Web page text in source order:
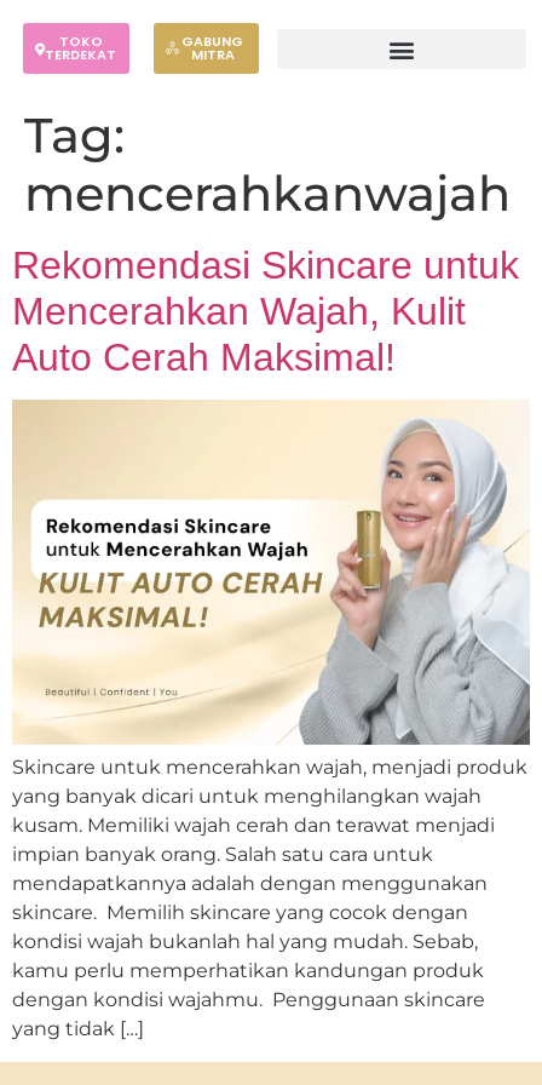
TOKO
TERDEKAT
GABUNG
MITRA
Tag:
mencerahkanwajah
Rekomendasi Skincare untuk
Mencerahkan Wajah, Kulit
Auto Cerah Maksimal!
Skincare untuk mencerahkan wajah, menjadi produk
yang banyak dicari untuk menghilangkan wajah
kusam. Memiliki wajah cerah dan terawat menjadi
impian banyak orang. Salah satu cara untuk
mendapatkannya adalah dengan menggunakan
skincare. Memilih skincare yang cocok dengan
kondisi wajah bukanlah hal yang mudah. Sebab,
kamu perlu memperhatikan kandungan produk
dengan kondisi wajahmu. Penggunaan skincare
yang tidak […]